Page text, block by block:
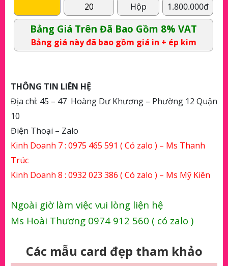
20
Hộp 1.800.000đ
Bảng Giá Trên Đã Bao Gồm 8% VAT
Bảng giá này đã bao gồm giá in + ép kim
THÔNG TIN LIÊN HỆ
Địa chỉ: 45 – 47 Hoàng Dư Khương – Phường 12 Quận
10
Điện Thoại – Zalo
Kinh Doanh 7 : 0975 465 591 ( Có zalo ) – Ms Thanh
Trúc
Kinh Doanh 8 : 0932 023 386 ( Có zalo ) – Ms Mỹ Kiên
Ngoài giờ làm việc vui lòng liện hệ
Ms Hoài Thương 0974 912 560 ( có zalo )
Các mẫu card đẹp tham khảo